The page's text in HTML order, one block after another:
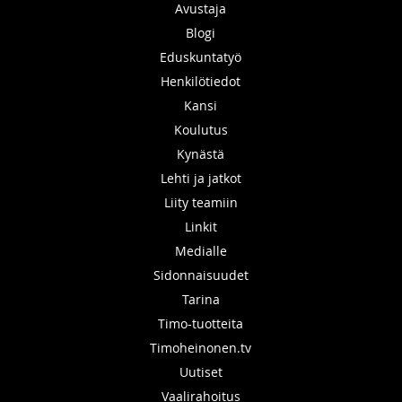
Avustaja
Blogi
Eduskuntatyö
Henkilötiedot
Kansi
Koulutus
Kynästä
Lehti ja jatkot
Liity teamiin
Linkit
Medialle
Sidonnaisuudet
Tarina
Timo-tuotteita
Timoheinonen.tv
Uutiset
Vaalirahoitus